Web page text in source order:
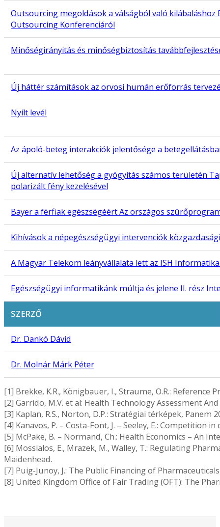
Outsourcing megoldások a válságból való kilábaláshoz
Outsourcing Konferenciáról
Minőségirányitás és minőségbiztosítás
Új háttér számítások az orvosi humán erőforrás
Nyílt levél
Az ápoló-beteg interakciók jelentősége a
Új alternatív lehetőség a gyógyítás számos területén
polarizált fény kezelésével
Bayer a férfiak egészségéért Az országos
Kihívások a népegészségügyi intervenciók
A Magyar Telekom leányvállalata lett az ISH
Egészségügyi informatikánk múltja és jelene II. rész
SZERZŐ
Dr. Dankó Dávid
Dr. Molnár Márk Péter
[1] Brekke, K.R., Königbauer, I., Straume, O.R.: Reference
[2] Garrido, M.V. et al: Health Technology Assessment
[3] Kaplan, R.S., Norton, D.P.: Stratégiai térképek, Panem
[4] Kanavos, P. – Costa-Font, J. – Seeley, E.: Competition
[5] McPake, B. – Normand, Ch.: Health Economics – An
[6] Mossialos, E., Mrazek, M., Walley, T.: Regulating
Maidenhead.
[7] Puig-Junoy, J.: The Public Financing of
[8] United Kingdom Office of Fair Trading (OFT): The